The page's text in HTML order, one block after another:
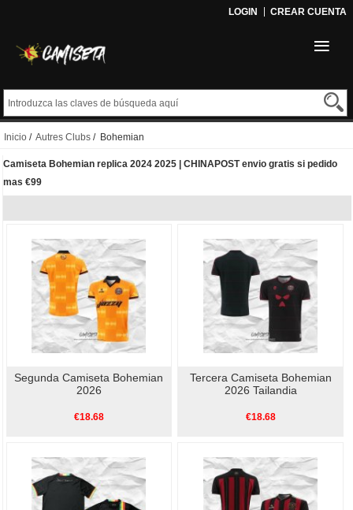
LOGIN CREAR CUENTA
Inicio / Autres Clubs / Bohemian
Camiseta Bohemian replica 2024 2025 | CHINAPOST envio gratis si pedido
mas €99
Segunda Camiseta Bohemian
2026
€18.68
Tercera Camiseta Bohemian
2026 Tailandia
€18.68